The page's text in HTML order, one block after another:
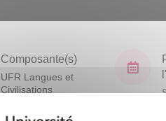
Composante(s)
UFR Langues et
Civilisations